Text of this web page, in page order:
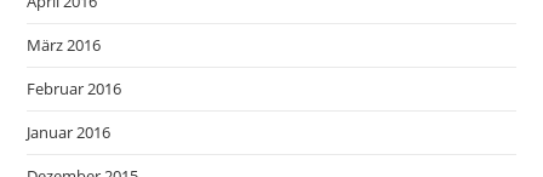
März 2016
Februar 2016
Januar 2016